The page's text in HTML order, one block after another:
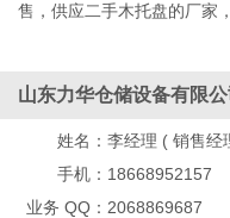
售，供应二手木托盘的厂家
山东力华仓储设备有限公
姓名： 李经理 ( 销售经
手机： 18668952157
业务 QQ： 2068869687